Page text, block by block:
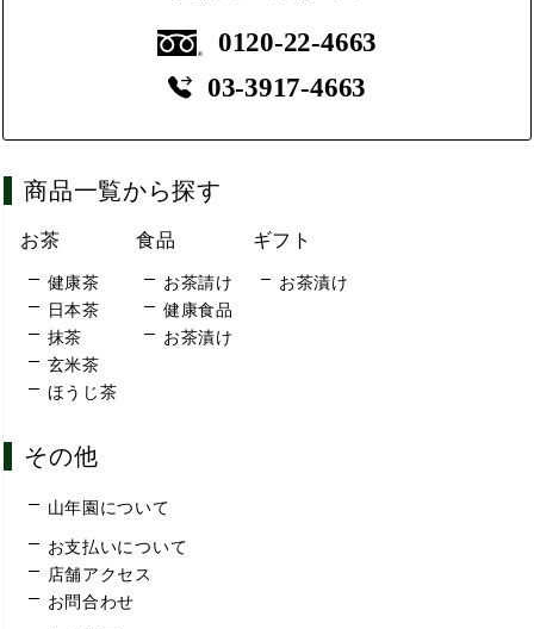
0120-22-4663
03-3917-4663
商品一覧から探す
お茶
健康茶
日本茶
抹茶
玄米茶
ほうじ茶
食品
お茶請け
健康食品
お茶漬け
ギフト
お茶漬け
その他
山年園について
お支払いについて
店舗アクセス
お問合わせ